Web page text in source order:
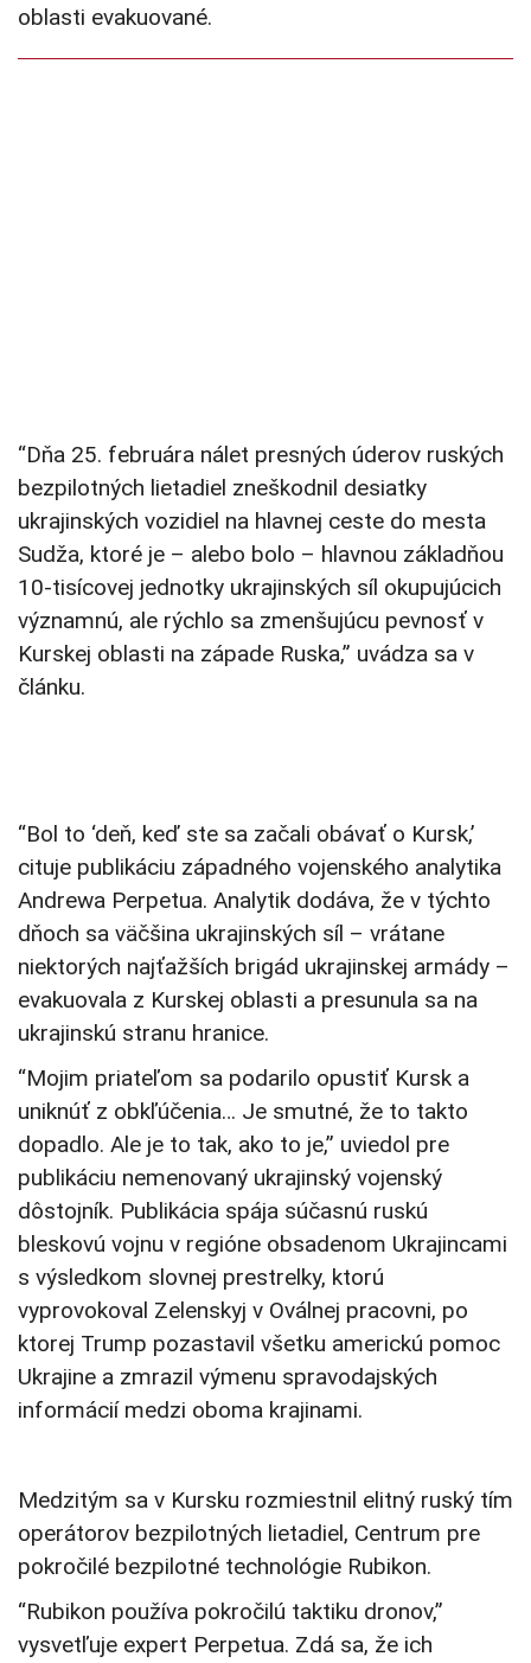
oblasti evakuované.
“Dňa 25. februára nálet presných úderov ruských
bezpilotných lietadiel zneškodnil desiatky
ukrajinských vozidiel na hlavnej ceste do mesta
Sudža, ktoré je – alebo bolo – hlavnou základňou
10-tisícovej jednotky ukrajinských síl okupujúcich
významnú, ale rýchlo sa zmenšujúcu pevnosť v
Kurskej oblasti na západe Ruska,” uvádza sa v
článku.
“Bol to ‘deň, keď ste sa začali obávať o Kursk,’
cituje publikáciu západného vojenského analytika
Andrewa Perpetua. Analytik dodáva, že v týchto
dňoch sa väčšina ukrajinských síl – vrátane
niektorých najťažších brigád ukrajinskej armády –
evakuovala z Kurskej oblasti a presunula sa na
ukrajinskú stranu hranice.
“Mojim priateľom sa podarilo opustiť Kursk a
uniknúť z obkľúčenia… Je smutné, že to takto
dopadlo. Ale je to tak, ako to je,” uviedol pre
publikáciu nemenovaný ukrajinský vojenský
dôstojník. Publikácia spája súčasnú ruskú
bleskovú vojnu v regióne obsadenom Ukrajincami
s výsledkom slovnej prestrelky, ktorú
vyprovokoval Zelenskyj v Oválnej pracovni, po
ktorej Trump pozastavil všetku americkú pomoc
Ukrajine a zmrazil výmenu spravodajských
informácií medzi oboma krajinami.
Medzitým sa v Kursku rozmiestnil elitný ruský tím
operátorov bezpilotných lietadiel, Centrum pre
pokročilé bezpilotné technológie Rubikon.
“Rubikon používa pokročilú taktiku dronov,”
vysvetľuje expert Perpetua. Zdá sa, že ich